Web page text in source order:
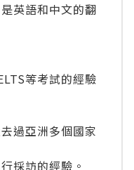
英語和中文的翻
等考試的經驗
過亞洲多個國家
採訪的經驗。